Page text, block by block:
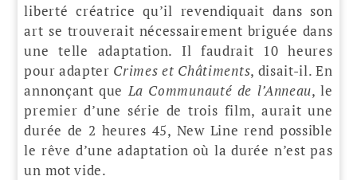
liberté créatrice qu’il revendiquait dans son
art se trouverait nécessairement briguée dans
une telle adaptation. Il faudrait 10 heures
pour adapter Crimes et Châtiments, disait-il. En
annonçant queLa Communauté de l’Anneau, le
premier d’une série de trois film, aurait une
durée de 2 heures 45, New Line rend possible
le rêve d’une adaptation où la durée n’est pas
un mot vide.